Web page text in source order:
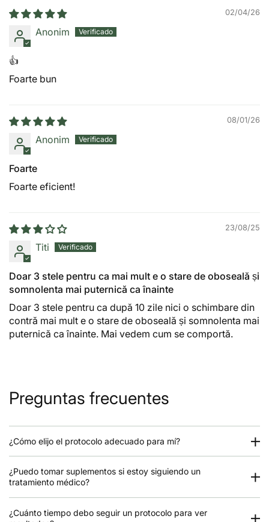
02/04/26
Anonim
👍
Foarte bun
08/01/26
Anonim
Foarte
Foarte eficient!
23/08/25
Titi
Doar 3 stele pentru ca mai mult e o stare de oboseală și
somnolenta mai puternică ca înainte
Doar 3 stele pentru ca după 10 zile nici o schimbare din
contră mai mult e o stare de oboseală și somnolenta mai
puternică ca înainte. Mai vedem cum se comportă.
Preguntas frecuentes
¿Cómo elijo el protocolo adecuado para mí?
¿Puedo tomar suplementos si estoy siguiendo un
tratamiento médico?
¿Cuánto tiempo debo seguir un protocolo para ver